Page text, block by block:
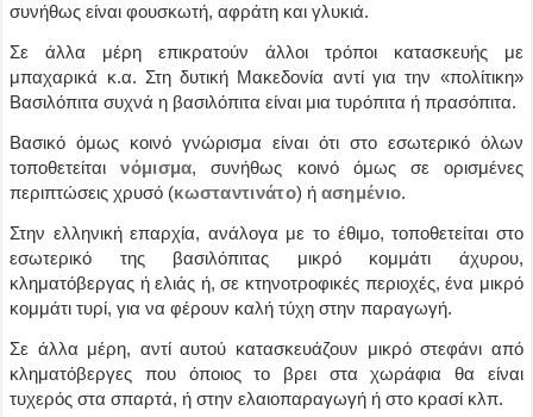
συνήθως είναι φουσκωτή, αφράτη και γλυκιά.
Σε άλλα μέρη επικρατούν άλλοι τρόποι κατασκευής με
μπαχαρικά κ.α. Στη δυτική Μακεδονία αντί για την «πολίτικη»
Βασιλόπιτα συχνά η βασιλόπιτα είναι μια τυρόπιτα ή πρασόπιτα.
Βασικό όμως κοινό γνώρισμα είναι ότι στο εσωτερικό όλων
τοποθετείταινόμισμα, συνήθως κοινό όμως σε ορισμένες
περιπτώσεις χρυσό (κωσταντινάτο) ή ασημένιο.
Στην ελληνική επαρχία, ανάλογα με το έθιμο, τοποθετείται στο
εσωτερικό της βασιλόπιτας μικρό κομμάτι άχυρου,
κληματόβεργας ή ελιάς ή, σε κτηνοτροφικές περιοχές, ένα μικρό
κομμάτι τυρί, για να φέρουν καλή τύχη στην παραγωγή.
Σε άλλα μέρη, αντί αυτού κατασκευάζουν μικρό στεφάνι από
κληματόβεργες που όποιος το βρει στα χωράφια θα είναι
τυχερός στα σπαρτά, ή στην ελαιοπαραγωγή ή στο κρασί κλπ.